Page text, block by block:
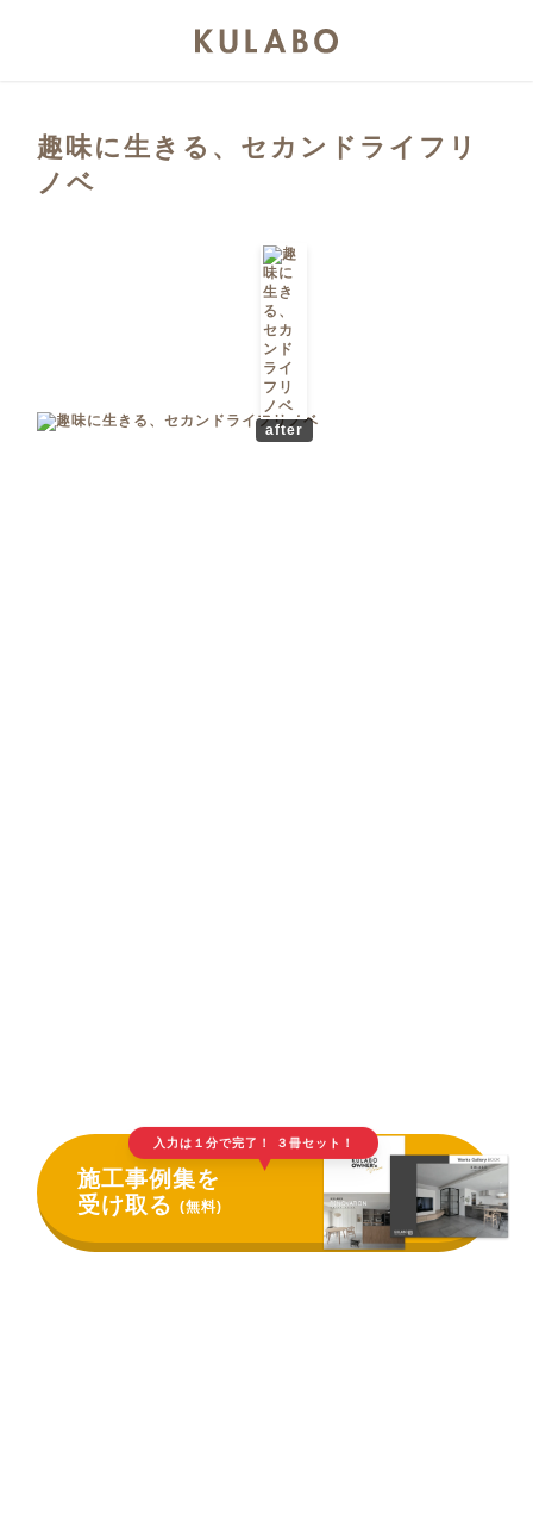
趣味に生きる、セカンドライフリ
ノベ
after
入力は１分で完了！ ３冊セット！
▲
施工事例集を
受け取る(無料)